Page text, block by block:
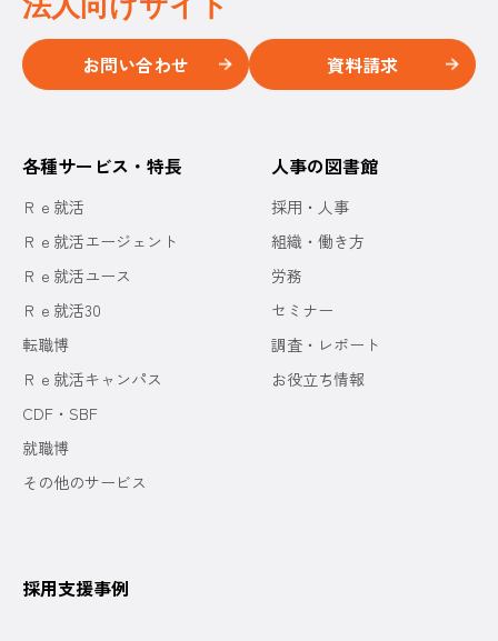
お問い合わせ 資料請求
各種サービス・特長
Ｒｅ就活
Ｒｅ就活エージェント
Ｒｅ就活ユース
Ｒｅ就活30
転職博
Ｒｅ就活キャンパス
CDF・SBF
就職博
その他のサービス
採用支援事例
人事の図書館
採用・人事
組織・働き方
労務
セミナー
調査・レポート
お役立ち情報